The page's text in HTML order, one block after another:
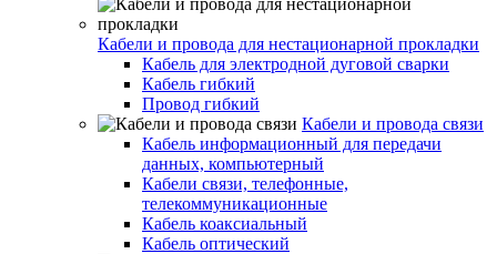
Кабели и провода для нестационарной прокладки
Кабель для электродной дуговой сварки
Кабель гибкий
Провод гибкий
Кабели и провода связи
Кабель информационный для передачи
данных, компьютерный
Кабели связи, телефонные,
телекоммуникационные
Кабель коаксиальный
Кабель оптический